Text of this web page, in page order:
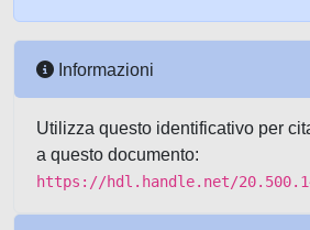
Informazioni
Utilizza questo identificativo per
a questo documento:
https://hdl.handle.net/